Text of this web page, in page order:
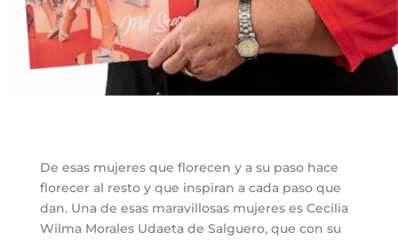
De esas mujeres que florecen y a su paso hace
florecer al resto y que inspiran a cada paso que
dan. Una de esas maravillosas mujeres es Cecilia
Wilma Morales Udaeta de Salguero, que con su